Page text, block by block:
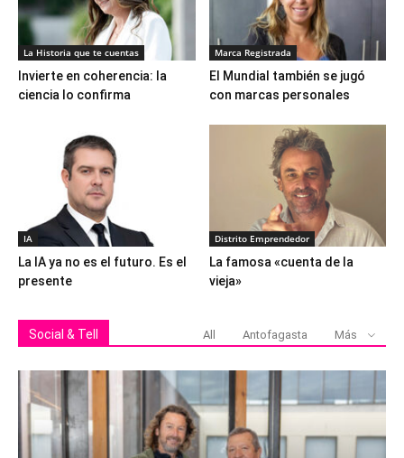
La Historia que te cuentas
Invierte en coherencia: la
ciencia lo confirma
Marca Registrada
El Mundial también se jugó
con marcas personales
IA
La IA ya no es el futuro. Es el
presente
Distrito Emprendedor
La famosa «cuenta de la
vieja»
Social & Tell All Antofagasta Más